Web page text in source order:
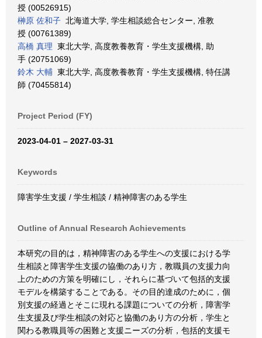
授 (00526915)
榊原 佐和子 北海道大学, 学生相談総合センター, 准教
授 (00761389)
高橋 真理 東北大学, 高度教養教育・学生支援機構, 助
手 (20751069)
鈴木 大輔 東北大学, 高度教養教育・学生支援機構, 特任講
師 (70455814)
Project Period (FY)
2023-04-01 – 2027-03-31
Keywords
障害学生支援 / 学生相談 / 精神障害のある学生
Outline of Annual Research Achievements
本研究の目的は，精神障害のある学生への支援における学
生相談と障害学生支援の協働のあり方，教職員の支援力向
上のための方策を明確にし，それらに基づいて包括的支援
モデルを構築することである。その目的達成のために，個
別支援の経過とそこに現れる課題についての分析，障害学
生支援及び学生相談の対応と協働のあり方の分析，学生と
関わる教職員等の困難と支援ニーズの分析，包括的支援モ